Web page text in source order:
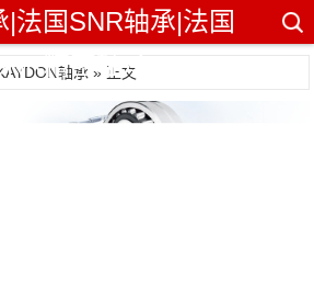
|法国SNR轴承|法国
精密轴承
轴承 » 正文